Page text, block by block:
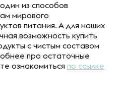
из способов
мирового
питания. А для наших
возможность купить
с чистым составом
про остаточные
ознакомиться по ссылке